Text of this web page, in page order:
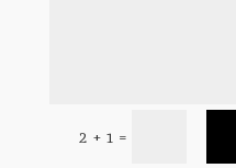
2 + 1 =